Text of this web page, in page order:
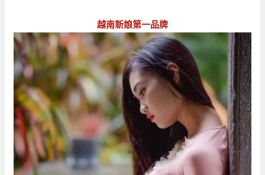
越南新娘第一品牌